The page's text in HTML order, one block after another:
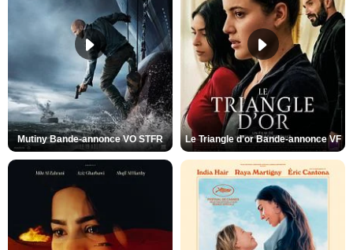
Mutiny Bande-annonce VO STFR Le Triangle d'or Bande-annonce VF